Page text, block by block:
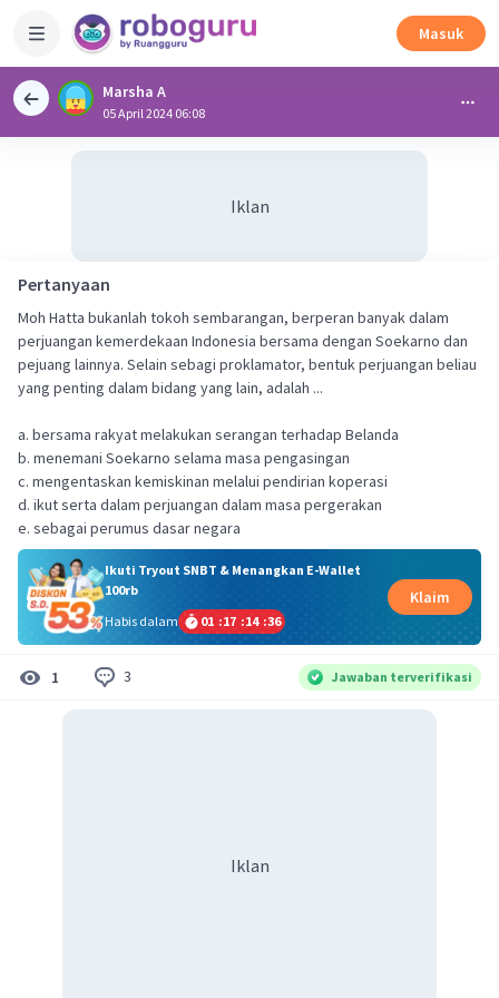
Masuk
Marsha A
05 April 2024 06:08
Iklan
Pertanyaan
Moh Hatta bukanlah tokoh sembarangan, berperan banyak dalam
perjuangan kemerdekaan Indonesia bersama dengan Soekarno dan
pejuang lainnya. Selain sebagi proklamator, bentuk perjuangan beliau
yang penting dalam bidang yang lain, adalah ...
a. bersama rakyat melakukan serangan terhadap Belanda
b. menemani Soekarno selama masa pengasingan
c. mengentaskan kemiskinan melalui pendirian koperasi
d. ikut serta dalam perjuangan dalam masa pergerakan
e. sebagai perumus dasar negara
Ikuti Tryout SNBT & Menangkan E-Wallet
100rb
Habis dalam
01 :17 :14 :35
Klaim
1 3 Jawaban terverifikasi
Iklan